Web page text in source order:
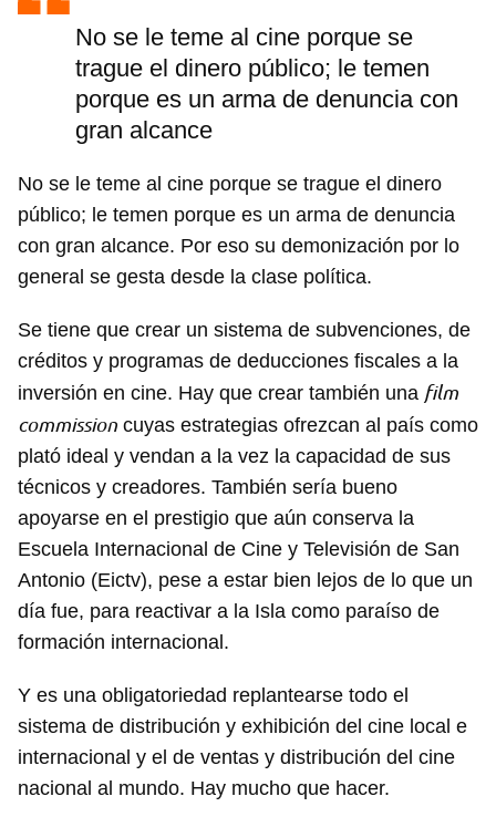
No se le teme al cine porque se
trague el dinero público; le temen
porque es un arma de denuncia con
gran alcance
No se le teme al cine porque se trague el dinero
público; le temen porque es un arma de denuncia
con gran alcance. Por eso su demonización por lo
general se gesta desde la clase política.
Se tiene que crear un sistema de subvenciones, de
créditos y programas de deducciones fiscales a la
inversión en cine. Hay que crear también una film
commission cuyas estrategias ofrezcan al país como
plató ideal y vendan a la vez la capacidad de sus
técnicos y creadores. También sería bueno
apoyarse en el prestigio que aún conserva la
Escuela Internacional de Cine y Televisión de San
Antonio (Eictv), pese a estar bien lejos de lo que un
día fue, para reactivar a la Isla como paraíso de
formación internacional.
Y es una obligatoriedad replantearse todo el
sistema de distribución y exhibición del cine local e
internacional y el de ventas y distribución del cine
nacional al mundo. Hay mucho que hacer.